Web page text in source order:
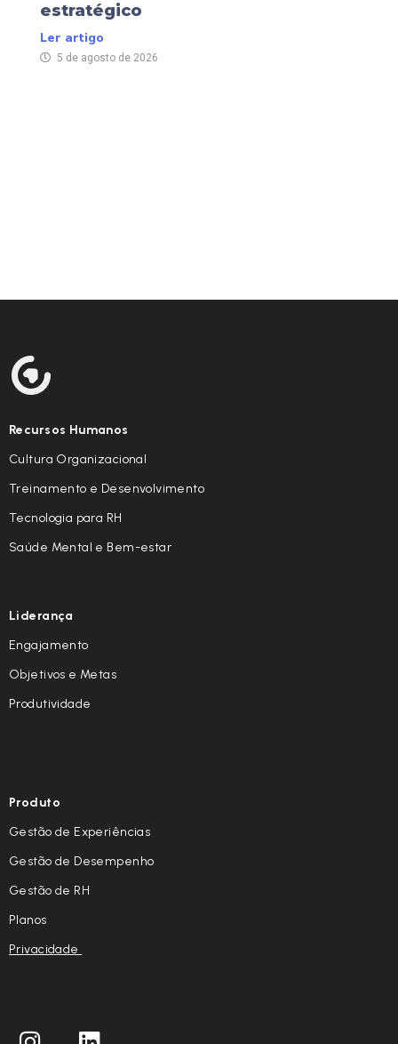
estratégico
Ler artigo
5 de agosto de 2026
Recursos Humanos
Cultura Organizacional
Treinamento e Desenvolvimento
Tecnologia para RH
Saúde Mental e Bem-estar
Liderança
Engajamento
Objetivos e Metas
Produtividade
Produto
Gestão de Experiências
Gestão de Desempenho
Gestão de RH
Planos
Privacidade